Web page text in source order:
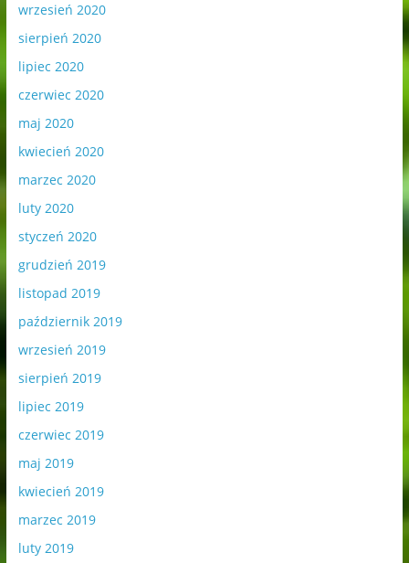
wrzesień 2020
sierpień 2020
lipiec 2020
czerwiec 2020
maj 2020
kwiecień 2020
marzec 2020
luty 2020
styczeń 2020
grudzień 2019
listopad 2019
październik 2019
wrzesień 2019
sierpień 2019
lipiec 2019
czerwiec 2019
maj 2019
kwiecień 2019
marzec 2019
luty 2019